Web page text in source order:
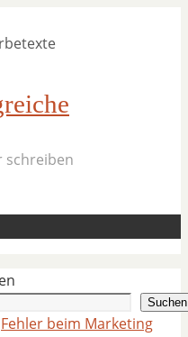
schreiben
Suchen
Fehler beim Marketing